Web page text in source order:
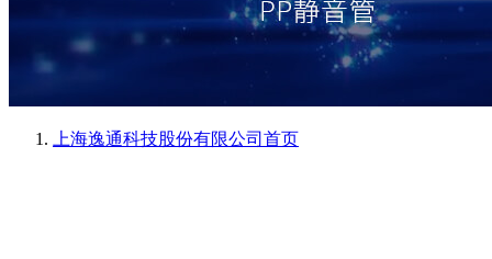
上海逸通科技股份有限公司 首页